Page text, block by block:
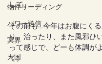
物件リーディング
パワー送信
冥界
天国
して。
その前も…今年はお腹にく
り、治ったり、また風邪ひ
って感じで、どーも体調が
て。